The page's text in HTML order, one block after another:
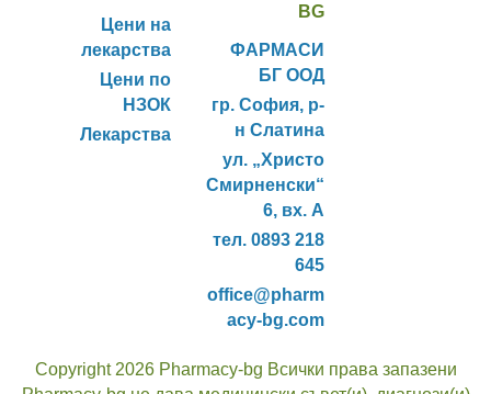
Цени на
лекарства
Цени по
НЗОК
Лекарства
BG
ФАРМАСИ
БГ ООД
гр. София, р-
н Слатина
ул. „Христо
Смирненски“
6, вх. А
тел. 0893 218
645
office@pharm
acy-bg.com
Copyright 2026 Pharmacy-bg Всички права запазени